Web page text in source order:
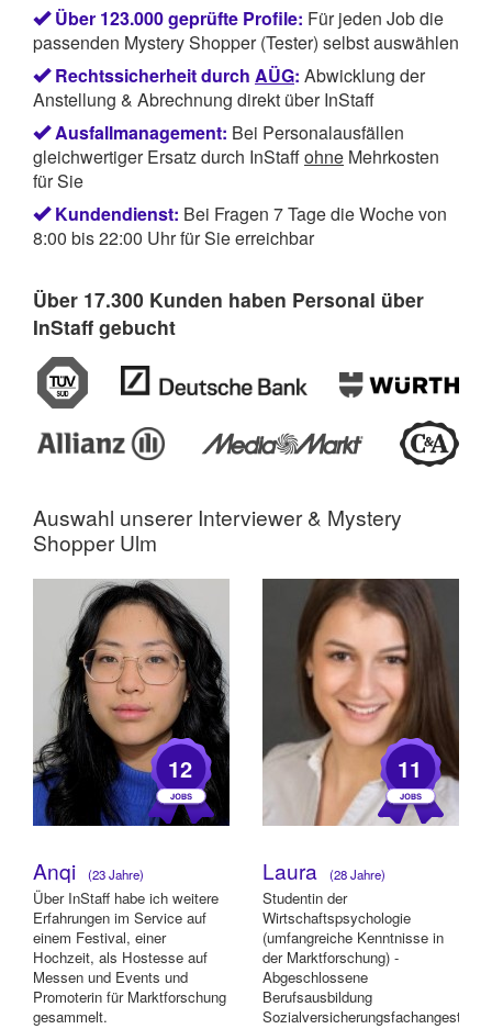
Über 123.000 geprüfte Profile: Für jeden Job die
passenden Mystery Shopper (Tester) selbst auswählen
Rechtssicherheit durch AÜG: Abwicklung der
Anstellung & Abrechnung direkt über InStaff
Ausfallmanagement: Bei Personalausfällen
gleichwertiger Ersatz durch InStaffohne Mehrkosten
für Sie
Kundendienst: Bei Fragen 7 Tage die Woche von
8:00 bis 22:00 Uhr für Sie erreichbar
Über 17.300 Kunden haben Personal über
InStaff gebucht
Auswahl unserer Interviewer & Mystery
Shopper Ulm
12
Anqi (23 Jahre)
Über InStaff habe ich weitere
Erfahrungen im Service auf
einem Festival, einer
Hochzeit, als Hostesse auf
Messen und Events und
Promoterin für Marktforschung
gesammelt.
11
Laura (28 Jahre)
Studentin der
Wirtschaftspsychologie
(umfangreiche Kenntnisse in
der Marktforschung) -
Abgeschlossene
Berufsausbildung
Sozialversicherungsfachangestelle